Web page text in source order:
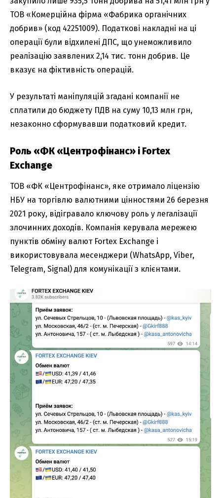
ТОВ «Комерційна фірма «Фабрика органічних
добрив» (код 42251009). Податкові накладні на ці
операції були відхилені ДПС, що унеможливило
реалізацію заявлених 2,14 тис. тонн добрив. Це
вказує на фіктивність операцій.
У результаті маніпуляцій згадані компанії не
сплатили до бюджету ПДВ на суму 10,13 млн грн,
незаконно сформувавши податковий кредит.
Роль «ФК «Центрофінанс» і Fortex
Exchange
ТОВ «ФК «Центрофінанс», яке отримало ліцензію
НБУ на торгівлю валютними цінностями 26 березня
2021 року, відігравало ключову роль у легалізації
злочинних доходів. Компанія керувала мережею
пунктів обміну валют Fortex Exchange і
використовувала месенджери (WhatsApp, Viber,
Telegram, Signal) для комунікації з клієнтами.